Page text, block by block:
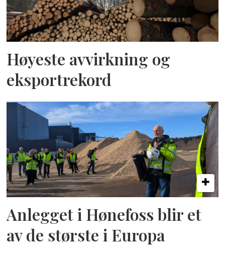
Høyeste avvirkning og
eksportrekord
Anlegget i Hønefoss blir et
av de største i Europa